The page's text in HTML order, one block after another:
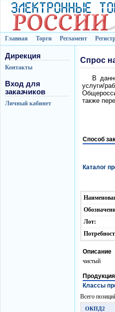
Главная Торги Регламент
Дирекция
Контакты
Вход для
заказчиков
Личный кабинет
Спрос
В
услуги/
также
Способ
Каталог
Лот:
Описание
чистый
Классы
Всего
ОКПД2